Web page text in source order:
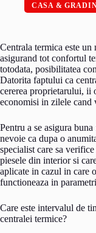
CASA &
Centrala termica este
asigurand tot confortul
totodata, posibilitatea
Datorita faptului ca
cererea proprietarului, ii
economisi in zilele cand
Pentru a se asigura
nevoie ca dupa o
specialist care sa
piesele din interior si
aplicate in cazul in care
functioneaza in
Care este intervalul de
centralei termice?